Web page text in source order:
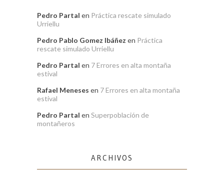
Pedro Partal en Práctica rescate simulado
Urriellu
Pedro Pablo Gomez Ibáñez en Práctica
rescate simulado Urriellu
Pedro Partal en 7 Errores en alta montaña
estival
Rafael Meneses en 7 Errores en alta montaña
estival
Pedro Partal en Superpoblación de
montañeros
ARCHIVOS